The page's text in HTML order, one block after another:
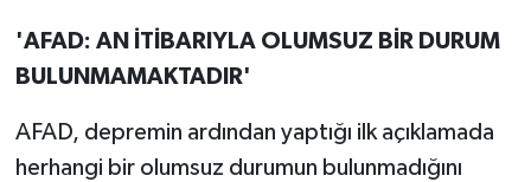
'AFAD: AN İTİBARIYLA OLUMSUZ BİR DURUM
BULUNMAMAKTADIR'
AFAD, depremin ardından yaptığı ilk açıklamada
herhangi bir olumsuz durumun bulunmadığını